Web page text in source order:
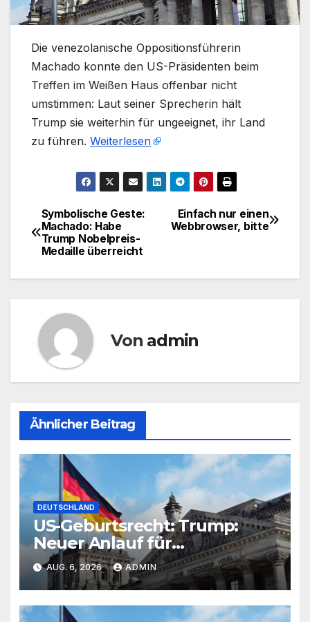
Die venezolanische Oppositionsführerin
Machado konnte den US-Präsidenten beim
Treffen im Weißen Haus offenbar nicht
umstimmen: Laut seiner Sprecherin hält
Trump sie weiterhin für ungeeignet, ihr Land
zu führen. Weiterlesen
Beitragsnavigation
Einfach nur einen
Webbrowser, bitte
Symbolische Geste:
Machado: Habe
Trump Nobelpreis-
Medaille überreicht
Von admin
Ähnlicher Beitrag
DEUTSCHLAND
US-Geburtsrecht: Trump:
Neuer Anlauf für
Beschränkung von US-
Geburtsrecht
AUG. 6, 2026 ADMIN